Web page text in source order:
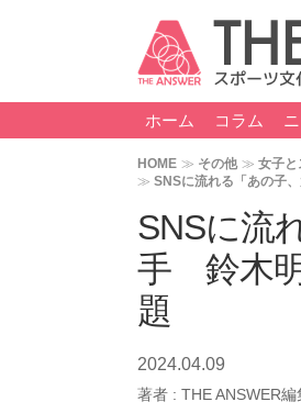
ホーム コラム
HOME その他 女子と
SNSに流れる「あの子
SNSに流
手 鈴木明
題
2024.04.09
著者 : THE ANSWER